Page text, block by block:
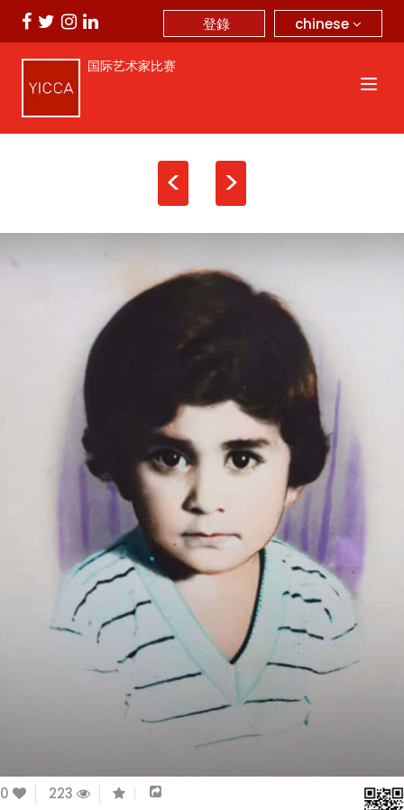
chinese
登錄
国际艺术家比赛
< >
0 223